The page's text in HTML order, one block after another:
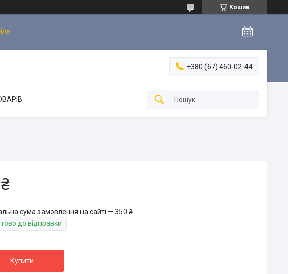
Кошик
+380 (67) 460-02-44
сума замовлення на сайті — 350 ₴
до відправки
Купити